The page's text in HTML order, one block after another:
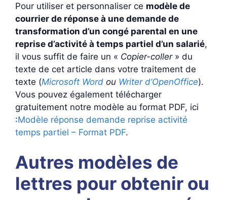
Pour utiliser et personnaliser ce modèle de
courrier de réponse à une demande de
transformation d’un congé parental en une
reprise d’activité à temps partiel d’un salarié,
il vous suffit de faire un « Copier-coller» du
texte de cet article dans votre traitement de
texte (Microsoft Word ou Writer d’OpenOffice).
Vous pouvez également télécharger
gratuitement notre modèle au format PDF, ici
:Modèle réponse demande reprise activité
temps partiel – Format PDF.
Autres modèles de
lettres pour obtenir ou